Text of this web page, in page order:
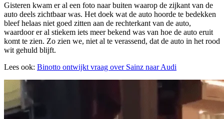
Gisteren kwam er al een foto naar buiten waarop de zijkant van de
auto deels zichtbaar was. Het doek wat de auto hoorde te bedekken
bleef helaas niet goed zitten aan de rechterkant van de auto,
waardoor er al stiekem iets meer bekend was van hoe de auto eruit
komt te zien. Zo zien we, niet al te verassend, dat de auto in het rood
wit gehuld blijft.
Lees ook: Binotto ontwijkt vraag over Sainz naar Audi